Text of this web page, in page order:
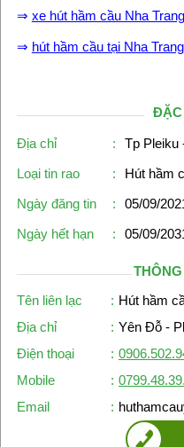
⇒ xe hút hầm cầu Nha Trang
⇒ hút hầm cầu tại Nha Trang
ĐẶC
Địa chỉ :
Tp Pleiku
Loại tin rao
:
Hút hầm
Ngày đăng tin
:
05/09/
Ngày hết hạn
: 05/09/
Tên liên lạc
: Hút hầm
Địa chỉ
: Yên Đỗ -
Điện thoại
:
Mobile
:
Email
: